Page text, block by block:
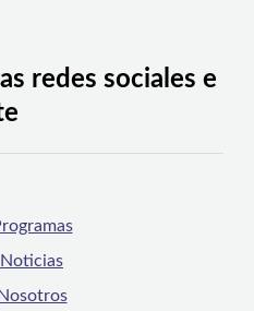
redes sociales e
Noticias
Nosotros